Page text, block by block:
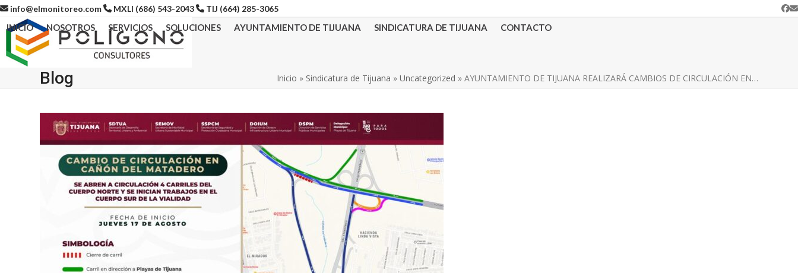
Skip
content
info@elmonitoreo.com MXLI (686) 543-2043 TIJ (664) 285-3065
INICIO NOSOTROS SERVICIOS SOLUCIONES AYUNTAMIENTO DE TIJUANA SINDICATURA DE TIJUANA CONTACTO
Blog Inicio » Sindicatura de Tijuana » Uncategorized » AYUNTAMIENTO DE TIJUANA REALIZARÁ CAMBIOS DE CIRCULACIÓN EN…